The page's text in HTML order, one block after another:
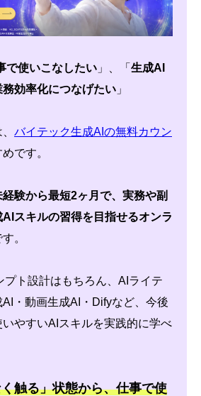
で使いこなしたい 」、「 生成AI
効率化につなげたい 」
バイテック生成AIの無料カウン
です。
経験から最短2ヶ月で、実務や副
スキルの習得を目指せるオンラ
。
プト設計はもちろん、AIライテ
AI・動画生成AI・Difyなど、今後
やすいAIスキルを実践的に学べ
触る」状態から、仕事で使